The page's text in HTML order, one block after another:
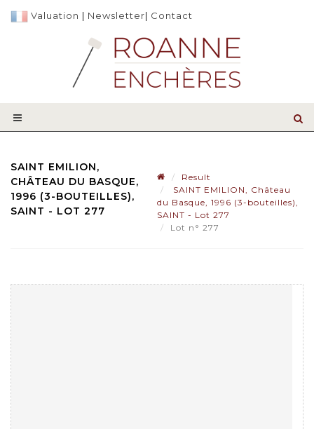
Valuation | Newsletter| Contact
SAINT EMILION,
CHÂTEAU DU BASQUE,
1996 (3-BOUTEILLES),
SAINT - LOT 277
Result
SAINT EMILION, Château
du Basque, 1996 (3-bouteilles),
SAINT - Lot 277
Lot n° 277